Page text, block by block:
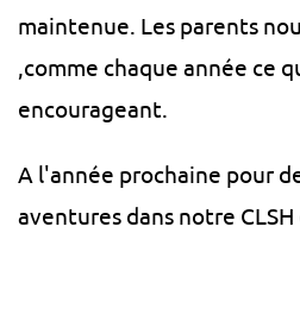
maintenue. Les parents
,comme chaque année ce
encourageant.
A l'année prochaine pour
aventures dans notre